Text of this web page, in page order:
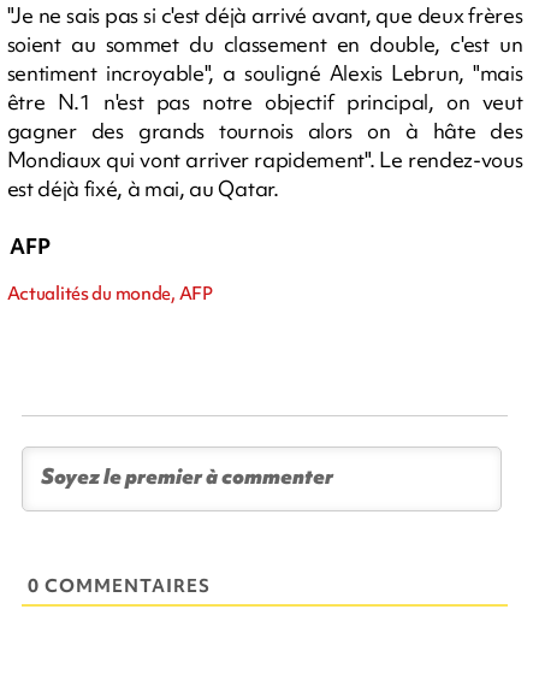
"Je ne sais pas si c'est déjà arrivé avant, que deux frères
soient au sommet du classement en double, c'est un
sentiment incroyable", a souligné Alexis Lebrun, "mais
être N.1 n'est pas notre objectif principal, on veut
gagner des grands tournois alors on à hâte des
Mondiaux qui vont arriver rapidement". Le rendez-vous
est déjà fixé, à mai, au Qatar.
AFP
Actualités du monde, AFP
0 COMMENTAIRES